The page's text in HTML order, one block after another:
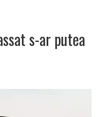
s-ar putea